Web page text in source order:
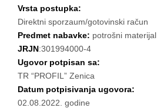
Vrsta postupka:
Direktni sporzaum/gotovinski račun
Predmet nabavke: potrošni materijal
JRJN:301994000-4
Ugovor potpisan sa:
TR “PROFIL” Zenica
Datum potpisivanja ugovora:
02.08.2022. godine